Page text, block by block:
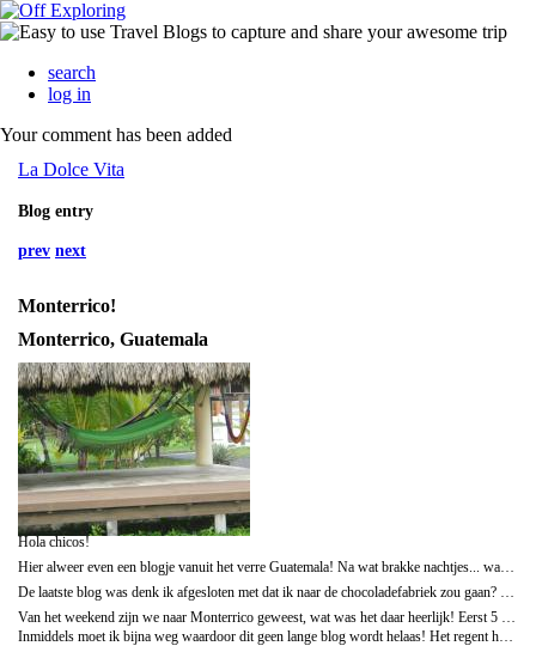
search
log in
Your comment has been added
La Dolce Vita
Blog entry
prev next
Monterrico!
Monterrico, Guatemala
Hola chicos!
De laatste blog was denk ik afgesloten met dat ik naar de chocoladefabriek zou gaan? Inmiddels ben ik geweest! Wat heerlijk om weer even wat chocola te eten! Heerlijke chocolademelk. Wel wat anders dan in NL. Ze vertellen hier ook echt dat in NL niet de ECHTE chocola wordt verkocht. Maar met een hoop toevoegingen uiteraard. Deze chocola is fantastisch voor alle ziektes, etc. etc. het is een wondermiddel!
Van het weekend zijn we naar Monterrico geweest, wat was het daar heerlijk! Eerst 5 uur een weg vol bochten gevolgd.. oef.. dat was wat minder.. maar eenmaal daar.. wat een hitte! Je zou er wel 10 keer per dag kunnen douchen. Een hele andere omgeving trouwens met tropische temperaturen dus, hangmatten overal, cocosnoten, iedereen leeft buiten, bananenbomen, rieten hutjes. Heel wat anders dan de stad Xela! Daar heerlijk gegeten overal met uitzicht op de oceaan! De golven zijn daar echt megahoog en sterk! Meerdere malen bijna alles verloren wat ik aanhad.
Inmiddels moet ik bijna weg waardoor dit geen lange blog wordt helaas! Het regent helaas wel nu buiten, dus ben benieuwd of het voetballen uberhaupt wel doorgaat!